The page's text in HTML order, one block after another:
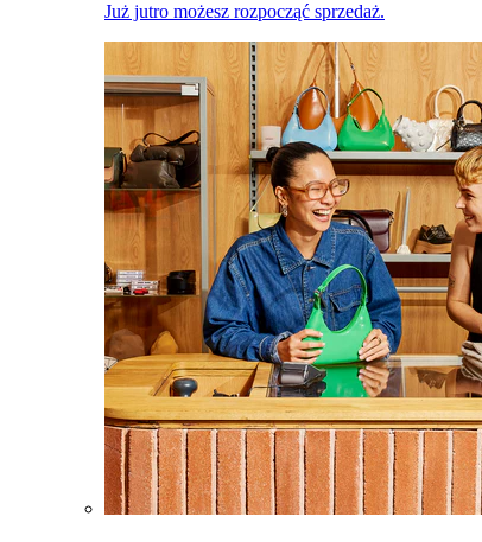
Już jutro możesz rozpocząć sprzedaż.